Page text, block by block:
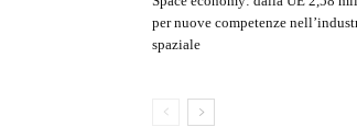
per nuove competenze
spaziale